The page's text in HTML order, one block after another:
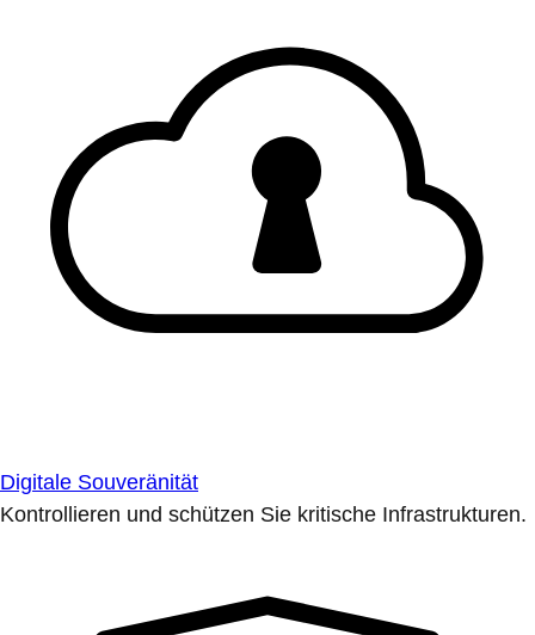
Digitale Souveränität
Kontrollieren und schützen Sie kritische Infrastrukturen.